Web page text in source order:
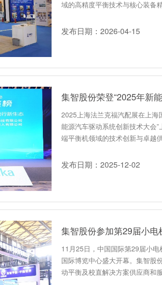
域的高精度平衡技术与核心装备
发布日期：2026-04-15
2025上海法兰克福汽配展在上海
能源汽车驱动系统创新技术大会
端平衡机领域的技术创新与卓越
发布日期：2025-12-02
集智股份参加第29届小
11月25日，中国国际第29届小
国际博览中心盛大开幕。集智股
动平衡及校直解决方案供应商和